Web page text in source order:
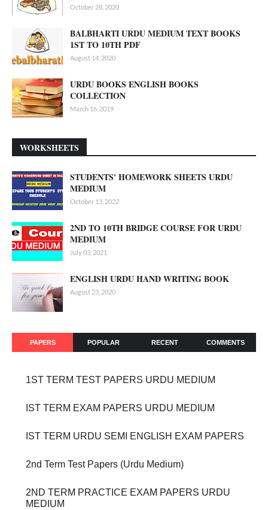
October 28, 2020
BALBHARTI URDU MEDIUM TEXT BOOKS
1ST TO 10TH PDF
August 14, 2020
URDU BOOKS ENGLISH BOOKS
COLLECTION
March 16, 2019
WORKSHEETS
STUDENTS' HOMEWORK SHEETS URDU
MEDIUM
October 13, 2022
2ND TO 10TH BRIDGE COURSE FOR URDU
MEDIUM
July 03, 2021
ENGLISH URDU HAND WRITING BOOK
August 23, 2020
PAPERS POPULAR RECENT COMMENTS
1ST TERM TEST PAPERS URDU MEDIUM
IST TERM EXAM PAPERS URDU MEDIUM
IST TERM URDU SEMI ENGLISH EXAM PAPERS
2nd Term Test Papers (Urdu Medium)
2ND TERM PRACTICE EXAM PAPERS URDU
MEDIUM